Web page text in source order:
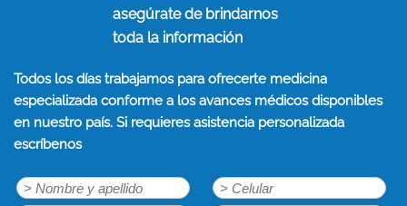
asegúrate de brindarnos
toda la información
Todos los días trabajamos para ofrecerte medicina
especializada conforme a los avances médicos disponibles
en nuestro país. Si requieres asistencia personalizada
escríbenos